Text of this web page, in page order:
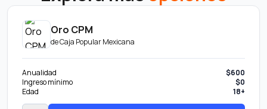
Oro CPM
deCaja Popular Mexicana
Anualidad
$600
Ingreso mínimo
$0
Edad
18+